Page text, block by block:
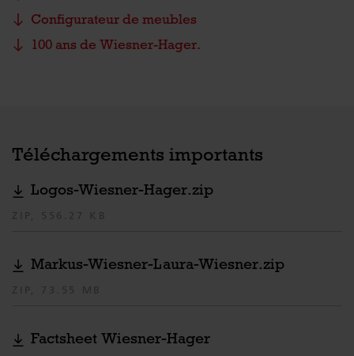
Configurateur de meubles
100 ans de Wiesner-Hager.
Téléchargements importants
Logos-Wiesner-Hager.zip
ZIP, 556.27 KB
Markus-Wiesner-Laura-Wiesner.zip
ZIP, 73.55 MB
Factsheet Wiesner-Hager